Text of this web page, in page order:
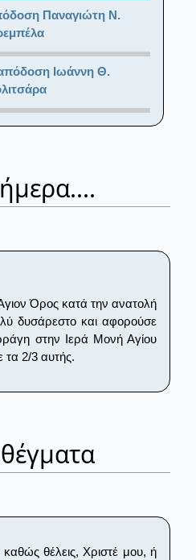
Παναγιώτη Ν.
Ιωάννη Θ.
Όρος κατά την ανατολή
δυσάρεστο και αφορούσε
στην Ιερά Μονή Αγίου
τα 2/3 αυτής.
θέλεις, Χριστέ μου, ή